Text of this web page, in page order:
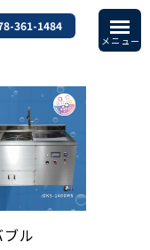
361-1484
ル